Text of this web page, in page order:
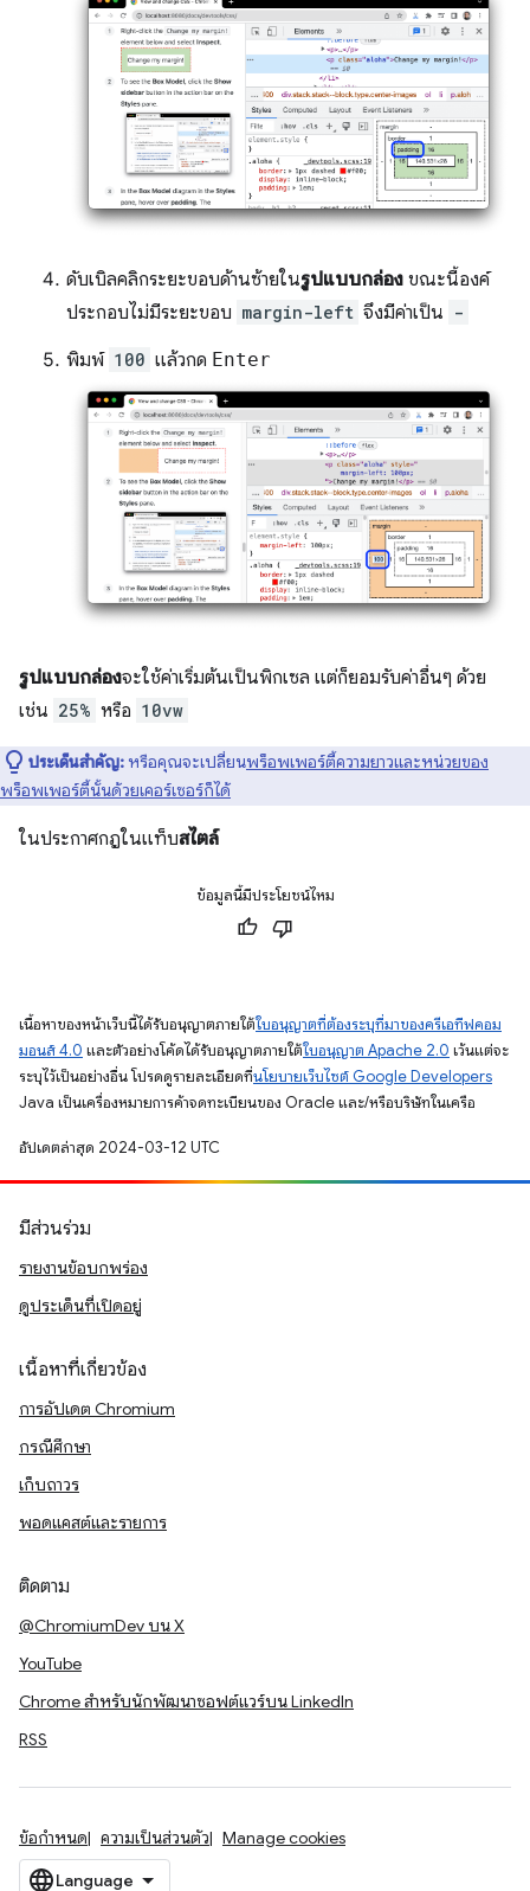
ดับเบิลคลิกระยะขอบด้านซ้ายในรูปแบบกล่อง ขณะนี้องค์
ประกอบไม่มีระยะขอบ margin-left จึงมีค่าเป็น -
พิมพ์ 100 แล้วกด Enter
รูปแบบกล่องจะใช้ค่าเริ่มต้นเป็นพิกเซล แต่ก็ยอมรับค่าอื่นๆ ด้วย
เช่น 25% หรือ 10vw
ประเด็นสำคัญ: หรือคุณจะเปลี่ยนพร็อพเพอร์ตี้ความยาวและหน่วยของ
พร็อพเพอร์ตี้นั้นด้วยเคอร์เซอร์ก็ได้
ในประกาศกฎในแท็บสไตล์
ข้อมูลนี้มีประโยชน์ไหม
เนื้อหาของหน้าเว็บนี้ได้รับอนุญาตภายใต้ใบอนุญาตที่ต้องระบุที่มาของครีเอทีฟคอม
มอนส์ 4.0 และตัวอย่างโค้ดได้รับอนุญาตภายใต้ใบอนุญาต Apache 2.0 เว้นแต่จะ
ระบุไว้เป็นอย่างอื่น โปรดดูรายละเอียดที่นโยบายเว็บไซต์ Google Developers
Java เป็นเครื่องหมายการค้าจดทะเบียนของ Oracle และ/หรือบริษัทในเครือ
อัปเดตล่าสุด 2024-03-12 UTC
มีส่วนร่วม
รายงานข้อบกพร่อง
ดูประเด็นที่เปิดอยู่
เนื้อหาที่เกี่ยวข้อง
การอัปเดต Chromium
กรณีศึกษา
เก็บถาวร
พอดแคสต์และรายการ
ติดตาม
@ChromiumDev บน X
YouTube
Chrome สำหรับนักพัฒนาซอฟต์แวร์บน LinkedIn
RSS
ข้อกำหนด ความเป็นส่วนตัว Manage cookies